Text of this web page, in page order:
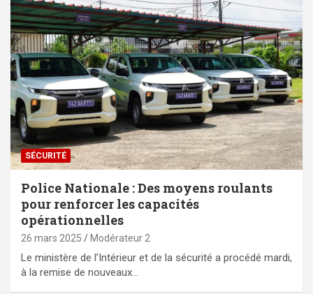
SÉCURITÉ
Police Nationale : Des moyens roulants
pour renforcer les capacités
opérationnelles
26 mars 2025 Modérateur 2
Le ministère de l’Intérieur et de la sécurité a procédé mardi,
à la remise de nouveaux…